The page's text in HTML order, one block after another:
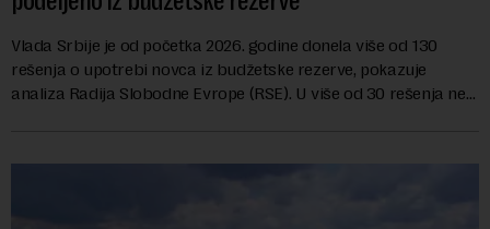
Vlada Srbije je od početka 2026. godine donela više od 130
rešenja o upotrebi novca iz budžetske rezerve, pokazuje
analiza Radija Slobodne Evrope (RSE). U više od 30 rešenja ne